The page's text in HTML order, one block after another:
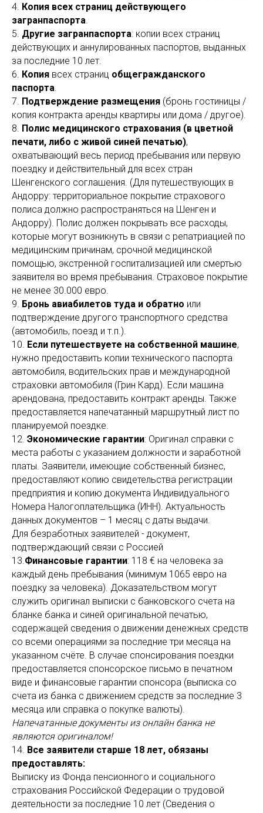
4. Копия всех страниц действующего
загранпаспорта.
5. Другие загранпаспорта: копии всех страниц
действующих и аннулированных паспортов, выданных
за последние 10 лет.
6. Копия всех страниц общегражданского
паспорта.
7. Подтверждение размещения (бронь гостиницы /
копия контракта аренды квартиры или дома / другое).
8. Полис медицинского страхования (в цветной
печати, либо с живой синей печатью),
охватывающий весь период пребывания или первую
поездку и действительный для всех стран
Шенгенского соглашения. (Для путешествующих в
Андорру: территориальное покрытие страхового
полиса должно распространяться на Шенген и
Андорру). Полис должен покрывать все расходы,
которые могут возникнуть в связи с репатриацией по
медицинским причинам, срочной медицинской
помощью, экстренной госпитализацией или смертью
заявителя во время пребывания. Страховое покрытие
не менее 30.000 евро.
9. Бронь авиабилетов туда и обратно или
подтверждение другого транспортного средства
(автомобиль, поезд и т.п.).
10. Если путешествуете на собственной машине,
нужно предоставить копии технического паспорта
автомобиля, водительских прав и международной
страховки автомобиля (Грин Кард). Если машина
арендована, предоставить контракт аренды. Также
предоставляется напечатанный маршрутный лист по
планируемой поездке.
12. Экономические гарантии: Оригинал справки с
места работы с указанием должности и заработной
платы. Заявители, имеющие собственный бизнес,
предоставляют копию свидетельства регистрации
предприятия и копию документа Индивидуального
Номера Налогоплательщика (ИНН). Актуальность
данных документов – 1 месяц с даты выдачи.
Для безработных заявителей - документ,
подтверждающий связи с Россией
13.Финансовые гарантии: 118 € на человека за
каждый день пребывания (минимум 1065 евро на
поездку за человека). Доказательством могут
служить оригинал выписки с банковского счета на
бланке банка и синей оригинальной печатью,
содержащей сведения о движении денежных средств
со всеми операциями за последние три месяца на
указанном счёте. В случае спонсирования поездки
предоставляется спонсорское письмо в печатном
виде и финансовые гарантии спонсора (выписка со
счета из банка с движением средств за последние 3
месяца или справка о покупке валюты).
Напечатанные документы из онлайн банка не
являются оригиналом!
14. Все заявители старше 18 лет, обязаны
предоставлять:
Выписку из Фонда пенсионного и социального
страхования Российской Федерации о трудовой
деятельности за последние 10 лет (Сведения о